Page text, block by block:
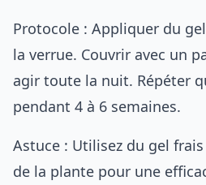
Protocole : Appliquer du
la verrue. Couvrir avec un
agir toute la nuit. Répéter
pendant 4 à 6 semaines.
Astuce : Utilisez du gel
de la plante pour une